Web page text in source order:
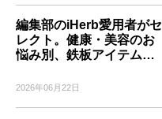
編集部のiHerb愛用者がセ
レクト。健康・美容のお
悩み別、鉄板アイテム…
2026年06月22日